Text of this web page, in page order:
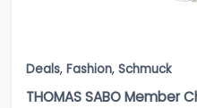
Deals, Fashion, Schmuck
THOMAS SABO Member